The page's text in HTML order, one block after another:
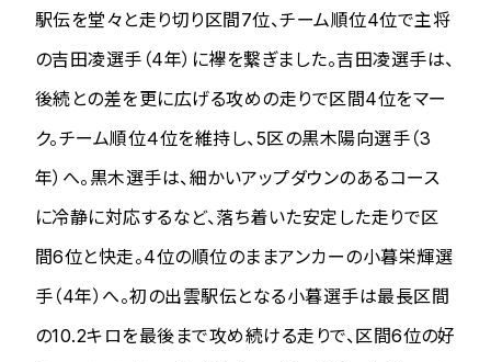
駅伝を堂々と走り切り区間7位、チーム順位4位で主将
の吉田凌選手（4年）に襷を繋ぎました。吉田凌選手は、
後続との差を更に広げる攻めの走りで区間4位をマー
ク。チーム順位４位を維持し、5区の黒木陽向選手（3
年）へ。黒木選手は、細かいアップダウンのあるコース
に冷静に対応するなど、落ち着いた安定した走りで区
間6位と快走。4位の順位のままアンカーの小暮栄輝選
手（4年）へ。初の出雲駅伝となる小暮選手は最長区間
の10.2キロを最後まで攻め続ける走りで、区間6位の好